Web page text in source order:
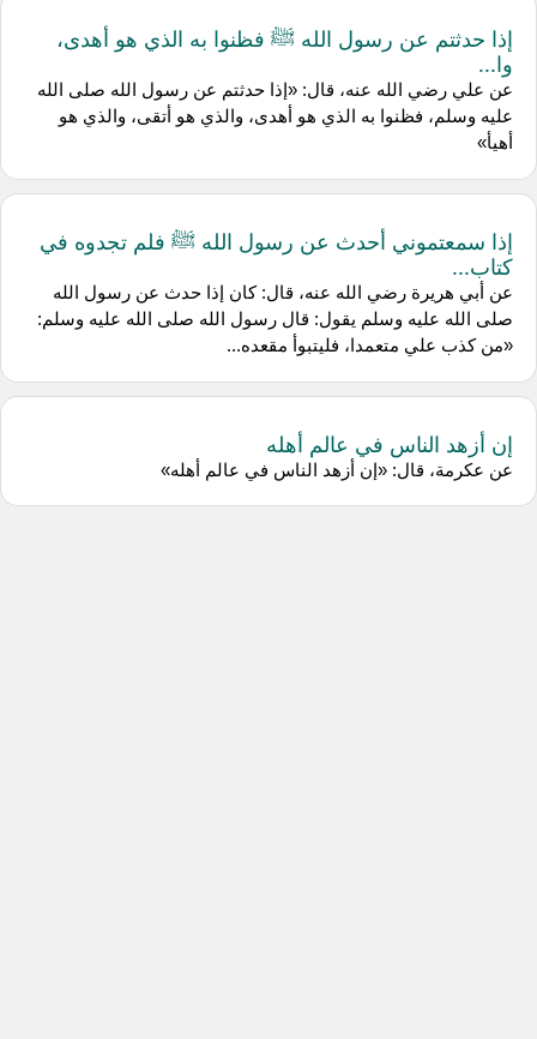
إذا حدثتم عن رسول الله ﷺ فظنوا به الذي هو أهدى،
وا...
عن علي رضي الله عنه، قال: «إذا حدثتم عن رسول الله صلى الله
عليه وسلم، فظنوا به الذي هو أهدى، والذي هو أتقى، والذي هو
أهيأ»
إذا سمعتموني أحدث عن رسول الله ﷺ فلم تجدوه في
كتاب...
عن أبي هريرة رضي الله عنه، قال: كان إذا حدث عن رسول الله
صلى الله عليه وسلم يقول: قال رسول الله صلى الله عليه وسلم:
«من كذب علي متعمدا، فليتبوأ مقعده...
إن أزهد الناس في عالم أهله
عن عكرمة، قال: «إن أزهد الناس في عالم أهله»